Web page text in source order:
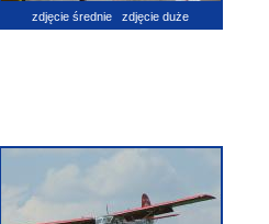
zdjęcie średnie zdjęcie duże